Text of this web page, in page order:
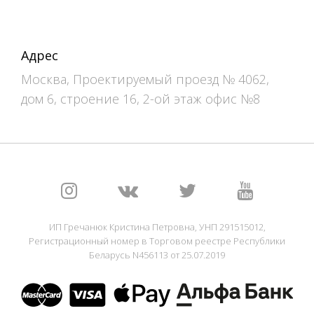
Адрес
Москва, Проектируемый проезд № 4062,
дом 6, строение 16, 2-ой этаж офис №8
ИП Гречанюк Кристина Петровна, УНП 291515012,
Регистрационный номер в Торговом реестре Республики
Беларусь N456113 от 25.07.2019